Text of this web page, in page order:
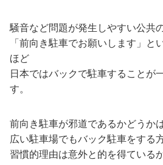
騒音など問題が発生しやすい公共
「前向き駐車でお願いします」と
ほど
日本ではバックで駐車することが
す。
前向き駐車が邪道であるかどうか
広い駐車場でもバック駐車をする
習慣的理由は意外と的を得ている